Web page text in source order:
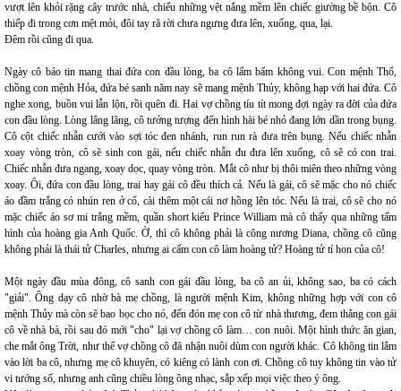
vượt lên khỏi rặng cây trước nhà, chiếu những vệt nắng mềm lên chiếc giường bề bộn. Cô
thiếp đi trong cơn mệt mỏi, đôi tay rã rời chưa ngưng đưa lên, xuống, qua, lại.
Đêm rồi cũng đi qua.
Ngày cô báo tin mang thai đứa con đầu lòng, ba cô lẩm bẩm không vui. Con mệnh Thổ,
chồng con mệnh Hỏa, đứa bé sanh năm nay sẽ mang mệnh Thủy, không hạp với hai đứa. Cô
nghe xong, buồn vui lẫn lộn, rồi quên đi. Hai vợ chồng tíu tít mong đợi ngày ra đời của đứa
con đầu lòng. Lòng lâng lâng, cô tưởng tượng đến hình hài bé nhỏ đang lớn dần trong bụng.
Cô cột chiếc nhẫn cưới vào sợi tóc đen nhánh, run run rà đưa trên bụng. Nếu chiếc nhẫn
xoay vòng tròn, cô sẽ sinh con gái, nếu chiếc nhẫn đu đưa lên xuống, cô sẽ có con trai.
Chiếc nhẫn đưa ngang, xoay dọc, quay vòng tròn. Mắt cô như bị thôi miên theo những vòng
xoay. Ôi, đứa con đầu lòng, trai hay gái cô đều thích cả. Nếu là gái, cô sẽ mặc cho nó chiếc
áo đầm trắng có nhún ren ở cổ, cài thêm một cái nơ hồng lên tóc. Nếu là trai, cô sẽ cho nó
mặc chiếc áo sơ mi trắng mềm, quần short kiểu Prince William mà cô thấy qua những tấm
hình của hoàng gia Anh Quốc. Ờ, thì cô không phải là công nương Diana, chồng cô cũng
không phải là thái tử Charles, nhưng ai cấm con cô làm hoàng tử? Hoàng tử tí hon của cô!
Một ngày đầu mùa đông, cô sanh con gái đầu lòng, ba cô an ủi, không sao, ba có cách
"giải". Ông dạy cô nhờ bà mẹ chồng, là người mệnh Kim, không những hợp với con cô
mệnh Thủy mà còn sẽ bao bọc cho nó, đến đón mẹ con cô từ nhà thương, đem thẳng con gái
cô về nhà bà, rồi sau đó mới "cho" lại vợ chồng cô làm… con nuôi. Một hình thức ăn gian,
che mắt ông Trời, như thể vợ chồng cô đã nhận nuôi dùm con người khác. Cô không tin lắm
vào lời ba cô, nhưng mẹ cô khuyên, có kiêng có lành con ơi. Chồng cô tuy không tin vào tử
vi tướng số, nhưng anh cũng chiều lòng ông nhạc, sắp xếp mọi việc theo ý ông.